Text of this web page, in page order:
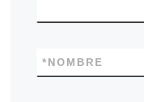
NOMBRE
*